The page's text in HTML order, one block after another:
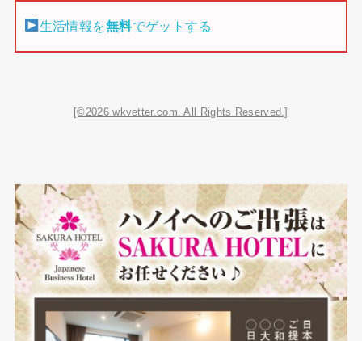
生活情報を無料でゲットする
[©2026 wkvetter.com. All Rights Reserved.]